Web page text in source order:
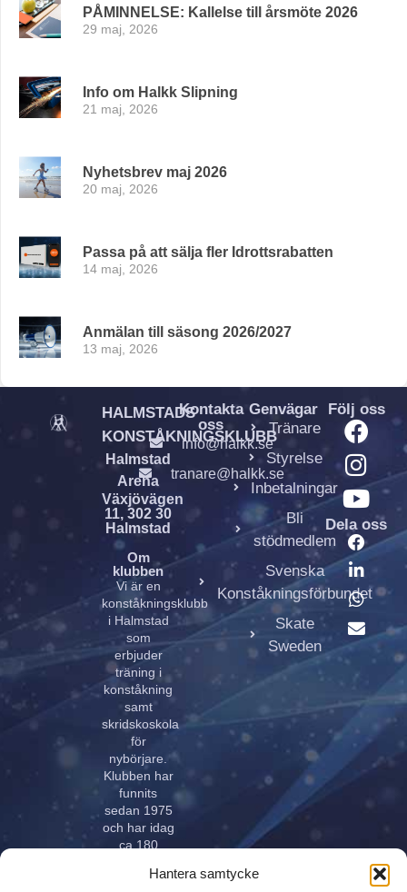
Hantera samtycke
PÅMINNELSE: Kallelse till årsmöte 2026
29 maj, 2026
Info om Halkk Slipning
21 maj, 2026
Nyhetsbrev maj 2026
20 maj, 2026
Passa på att sälja fler Idrottsrabatten
14 maj, 2026
Anmälan till säsong 2026/2027
13 maj, 2026
HALMSTADS
KONSTÅKNINGSKLUBB
Halmstad
Arena
Växjövägen
11, 302 30
Halmstad
Om
klubben
Vi är en
konståkningsklubb
i Halmstad
som
erbjuder
träning i
konståkning
samt
skridskoskola
för
nybörjare.
Klubben har
funnits
sedan 1975
och har idag
ca 180
i alla åldrar.
Kontakta
oss
info@halkk.se
tranare@halkk.se
Genvägar
Tränare
Styrelse
Inbetalningar
Bli
stödmedlem
Svenska
Konståkningsförbundet
Skate
Sweden
Följ oss
Dela oss